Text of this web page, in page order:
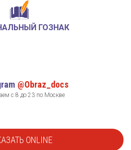
ГОЗНАК
@Obraz_docs
с 8 до 23 по Москве
ONLINE